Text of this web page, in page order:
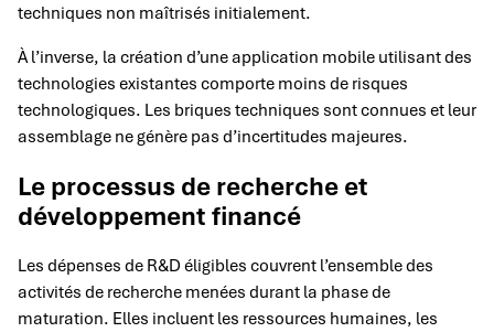
techniques non maîtrisés initialement.
À l’inverse, la création d’une application mobile utilisant des
technologies existantes comporte moins de risques
technologiques. Les briques techniques sont connues et leur
assemblage ne génère pas d’incertitudes majeures.
Le processus de recherche et
développement financé
Les dépenses de R&D éligibles couvrent l’ensemble des
activités de recherche menées durant la phase de
maturation. Elles incluent les ressources humaines, les